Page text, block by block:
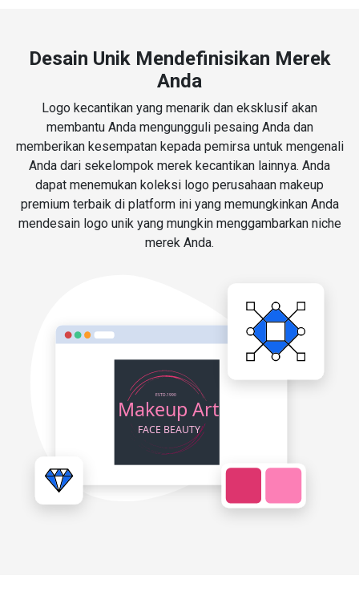
Desain Unik Mendefinisikan Merek
Anda
Logo kecantikan yang menarik dan eksklusif akan
membantu Anda mengungguli pesaing Anda dan
memberikan kesempatan kepada pemirsa untuk mengenali
Anda dari sekelompok merek kecantikan lainnya. Anda
dapat menemukan koleksi logo perusahaan makeup
premium terbaik di platform ini yang memungkinkan Anda
mendesain logo unik yang mungkin menggambarkan niche
merek Anda.